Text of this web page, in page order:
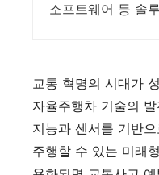
소프트웨어 등 솔
교통 혁명의 시대가
자율주행차 기술의
지능과 센서를 기반
주행할 수 있는 미래